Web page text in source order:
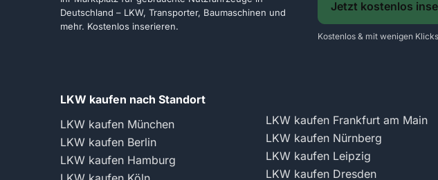
Deutschland – LKW, Transporter, Baumaschinen und
mehr. Kostenlos inserieren.
Jetzt kostenlos
Kostenlos & mit wenigen
LKW kaufen nach Standort
LKW kaufen München
LKW kaufen Berlin
LKW kaufen Hamburg
LKW kaufen Frankfurt am Main
LKW kaufen Nürnberg
LKW kaufen Leipzig
LKW kaufen Dresden